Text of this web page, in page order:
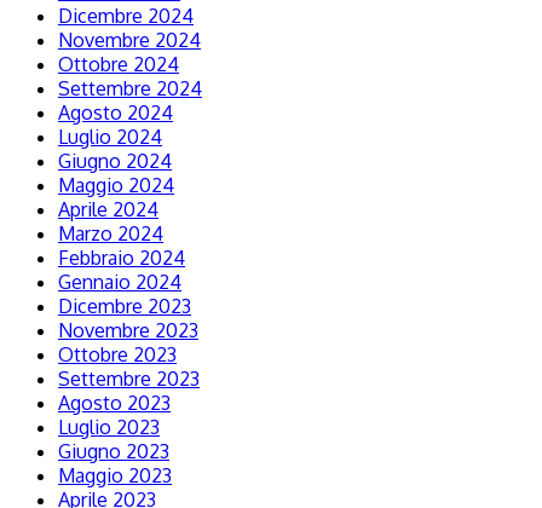
Dicembre 2024
Novembre 2024
Ottobre 2024
Settembre 2024
Agosto 2024
Luglio 2024
Giugno 2024
Maggio 2024
Aprile 2024
Marzo 2024
Febbraio 2024
Gennaio 2024
Dicembre 2023
Novembre 2023
Ottobre 2023
Settembre 2023
Agosto 2023
Luglio 2023
Giugno 2023
Maggio 2023
Aprile 2023